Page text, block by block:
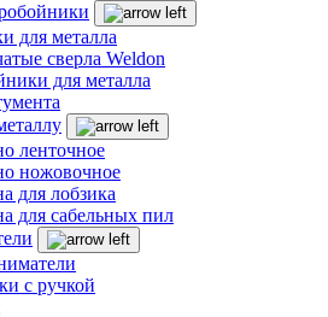
для металла
сверла Weldon
для металла
ленточное
ножовочное
для лобзика
для сабельных пил
с ручкой